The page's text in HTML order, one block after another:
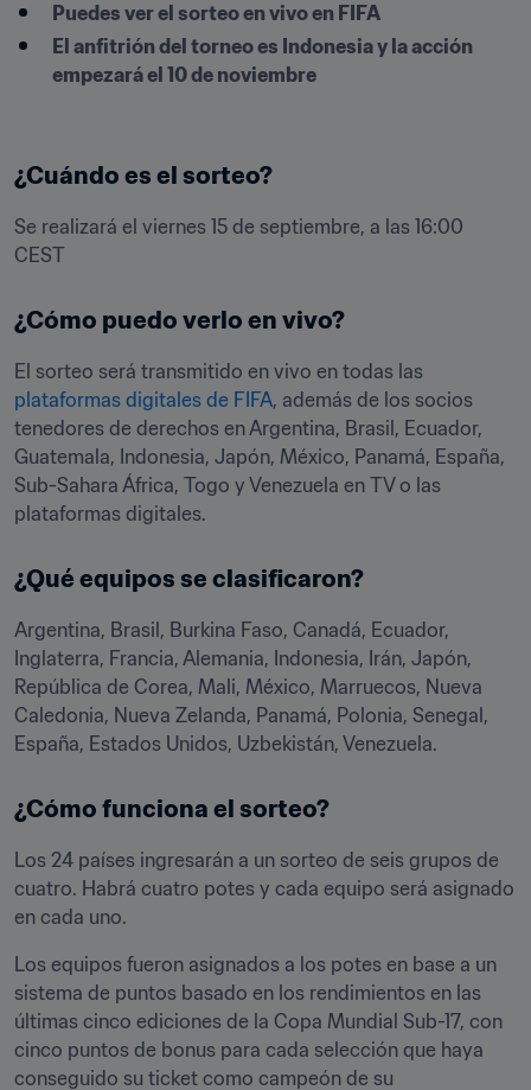
Puedes ver el sorteo en vivo en FIFA
El anfitrión del torneo es Indonesia y la acción
empezará el 10 de noviembre
¿Cuándo es el sorteo?
Se realizará el viernes 15 de septiembre, a las 16:00
CEST
¿Cómo puedo verlo en vivo?
plataformas digitales de FIFA, además de los socios
tenedores de derechos en Argentina, Brasil, Ecuador,
Guatemala, Indonesia, Japón, México, Panamá, España,
Sub-Sahara África, Togo y Venezuela en TV o las
plataformas digitales.
¿Qué equipos se clasificaron?
Argentina, Brasil, Burkina Faso, Canadá, Ecuador,
Inglaterra, Francia, Alemania, Indonesia, Irán, Japón,
República de Corea, Mali, México, Marruecos, Nueva
Caledonia, Nueva Zelanda, Panamá, Polonia, Senegal,
España, Estados Unidos, Uzbekistán, Venezuela.
¿Cómo funciona el sorteo?
Los 24 países ingresarán a un sorteo de seis grupos de
cuatro. Habrá cuatro potes y cada equipo será asignado
en cada uno.
Los equipos fueron asignados a los potes en base a un
sistema de puntos basado en los rendimientos en las
últimas cinco ediciones de la Copa Mundial Sub-17, con
cinco puntos de bonus para cada selección que haya
conseguido su ticket como campeón de su